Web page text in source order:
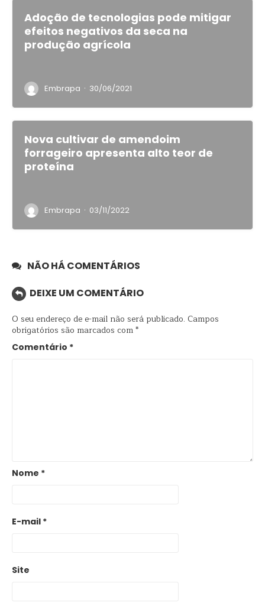
Adoção de tecnologias pode mitigar
efeitos negativos da seca na
produção agrícola
Embrapa · 30/06/2021
Nova cultivar de amendoim
forrageiro apresenta alto teor de
proteína
Embrapa · 03/11/2022
NÃO HÁ COMENTÁRIOS
DEIXE UM COMENTÁRIO
O seu endereço de e-mail não será publicado. Campos
obrigatórios são marcados com*
Comentário *
Nome *
E-mail *
Site